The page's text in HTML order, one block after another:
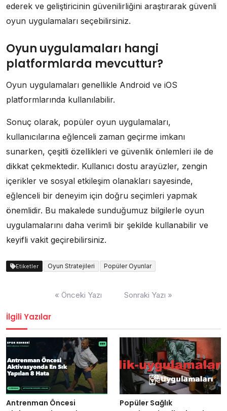
ederek ve geliştiricinin güvenilirliğini araştırarak güvenli
oyun uygulamaları seçebilirsiniz.
Oyun uygulamaları hangi
platformlarda mevcuttur?
Oyun uygulamaları genellikle Android ve iOS
platformlarında kullanılabilir.
Sonuç olarak, popüler oyun uygulamaları,
kullanıcılarına eğlenceli zaman geçirme imkanı
sunarken, çeşitli özellikleri ve güvenlik önlemleri ile de
dikkat çekmektedir. Kullanıcı dostu arayüzler, zengin
içerikler ve sosyal etkileşim olanakları sayesinde,
eğlenceli bir deneyim için doğru seçimleri yapmak
önemlidir. Bu makalede sunduğumuz bilgilerle oyun
uygulamalarını daha verimli bir şekilde kullanabilir ve
keyifli vakit geçirebilirsiniz.
Etiketler Oyun Stratejileri Popüler Oyunlar
« Önceki Yazı Sonraki Yazı »
İlgili Yazılar
Antrenman Öncesi
Popüler Sağlık